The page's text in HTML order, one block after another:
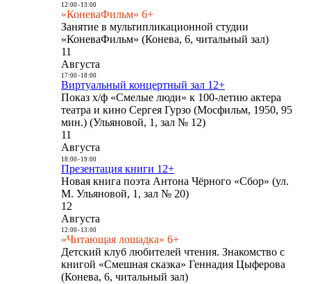
12:00- 13:00
«КоневаФильм» 6+
Занятие в мультипликационной студии
«КоневаФильм» (Конева, 6, читальный зал)
11
Августа
17:00- 18:00
Виртуальный концертный зал 12+
Показ х/ф «Смелые люди» к 100-летию актера
театра и кино Сергея Гурзо (Мосфильм, 1950, 95
мин.) (Ульяновой, 1, зал № 12)
11
Августа
18:00- 19:00
Презентация книги 12+
Новая книга поэта Антона Чёрного «Сбор» (ул.
М. Ульяновой, 1, зал № 20)
12
Августа
12:00- 13:00
«Читающая лошадка» 6+
Детский клуб любителей чтения. Знакомство с
книгой «Смешная сказка» Геннадия Цыферова
(Конева, 6, читальный зал)